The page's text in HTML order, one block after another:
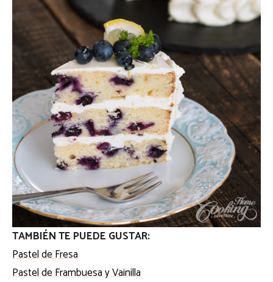
TAMBIÉN TE PUEDE GUSTAR:
Pastel de Fresa
Pastel de Frambuesa y Vainilla